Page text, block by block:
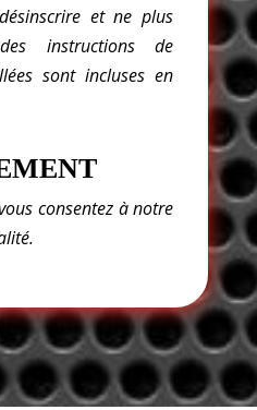
et ne plus
instructions de
sont incluses en
consentez à notre